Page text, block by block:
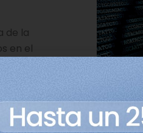
de la
en el
de